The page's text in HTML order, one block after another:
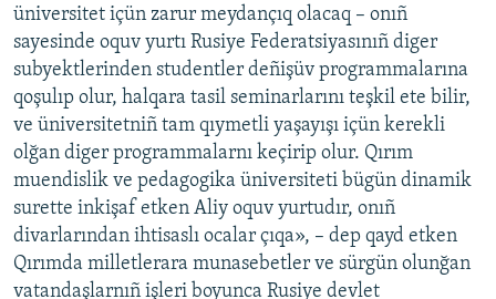
üniversitet içün zarur meydançıq olacaq – onıñ
sayesinde oquv yurtı Rusiye Federatsiyasınıñ diger
subyektlerinden studentler deñişüv programmalarına
qoşulıp olur, halqara tasil seminarlarını teşkil ete bilir,
ve üniversitetniñ tam qıymetli yaşayışı içün kerekli
olğan diger programmalarnı keçirip olur. Qırım
muendislik ve pedagogika üniversiteti bügün dinamik
surette inkişaf etken Aliy oquv yurtudır, onıñ
divarlarından ihtisaslı ocalar çıqa», – dep qayd etken
Qırımda milletlerara munasebetler ve sürgün olunğan
vatandaşlarnıñ işleri boyunca Rusiye devlet